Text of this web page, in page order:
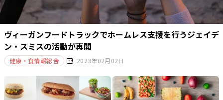
ヴィーガンフードトラックでホームレス支援を行うジェイデ
ン・スミスの活動が再開
健康・食情報総合 2023年02月02日